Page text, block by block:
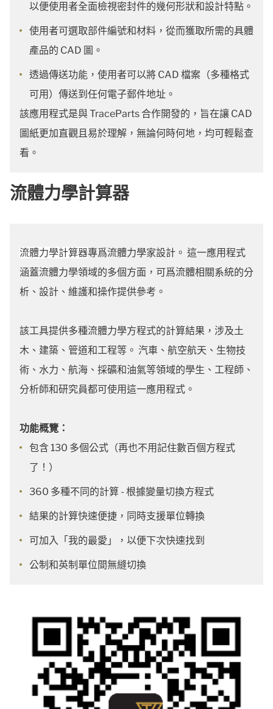
以便使用者全面檢視密封件的幾何形狀和設計特點。
使用者可選取部件編號和材料，從而獲取所需的具體
產品的 CAD 圖。
透過傳送功能，使用者可以將 CAD 檔案（多種格式
可用）傳送到任何電子郵件地址。
該應用程式是與 TraceParts 合作開發的，旨在讓 CAD
圖紙更加直觀且易於理解，無論何時何地，均可輕鬆查
看。
流體力學計算器
流體力學計算器專爲流體力學家設計。 這一應用程式
涵蓋流體力學領域的多個方面，可爲流體相關系統的分
析、設計、維護和操作提供參考。
該工具提供多種流體力學方程式的計算結果，涉及土
木、建築、管道和工程等。 汽車、航空航天、生物技
術、水力、航海、採礦和油氣等領域的學生、工程師、
分析師和研究員都可使用這一應用程式。
功能概覽：
包含 130 多個公式（再也不用記住數百個方程式
了！）
360 多種不同的計算 - 根據變量切換方程式
結果的計算快速便捷，同時支援單位轉換
可加入「我的最愛」，以便下次快速找到
公制和英制單位間無縫切換